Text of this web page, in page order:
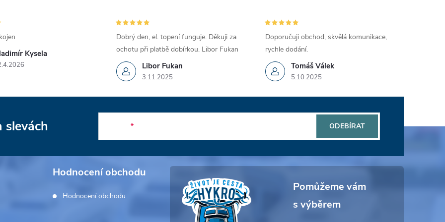
Kysela
Libor Fukan
3.11.2025
Dobrý den, el. topení funguje. Děkuji za
ochotu při platbě dobírkou. Libor Fukan
Tomáš Válek
5.10.2025
Doporučuji obchod, skvělá komunikace,
rychle dodání.
slevách ODEBÍRAT
Hodnocení obchodu
Hodnocení obchodu